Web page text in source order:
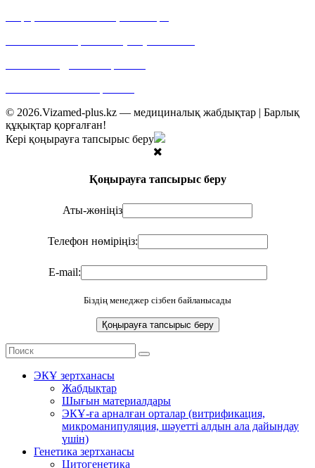
© 2026.Vizamed-plus.kz — медициналық жабдықтар | Барлық
құқықтар қорғалған!
Кері қоңырауға тапсырыс беру
Қоңырауға тапсырыс беру
Аты-жөніңіз
Телефон нөміріңіз:
E-mail:
Біздің менеджер сізбен байланысады
ЭКҰ зертханасы
Жабдықтар
Шығын материалдары
ЭКҰ-ға арналған орталар (витрификация,
микроманипуляция, шәуетті алдын ала дайындау
үшін)
Генетика зертханасы
Цитогенетика